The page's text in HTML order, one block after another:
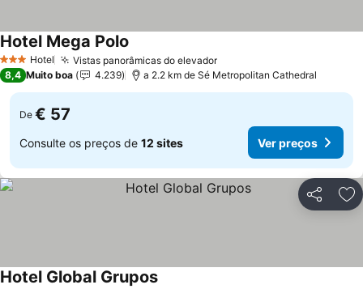
3 EstrelasHotel Vistas panorâmicas do elevadorVer preços
Hotel Mega Polo
8,4 Muito boa 4.239 a 2.2 km de Sé Metropolitan Cathedral
De € 57
Consulte os preços de 12 sites Ver preços
Partilhar
Hotel Global Grupos